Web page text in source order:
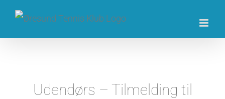
Skip
Udendørs – Tilmelding til